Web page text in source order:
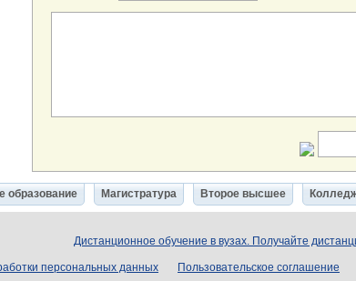
образование Магистратура Второе высшее
Дистанционное обучение в вузах. Получайте
персональных данных Пользовательское соглашение